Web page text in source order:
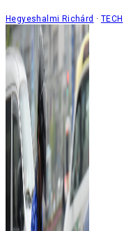
Hegyeshalmi Richárd TECH